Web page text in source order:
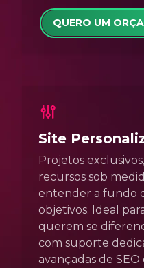
QUERO UM
Site
Projetos
recursos sob
entender a fundo
objetivos. Ideal
querem se
com suporte
avançadas de